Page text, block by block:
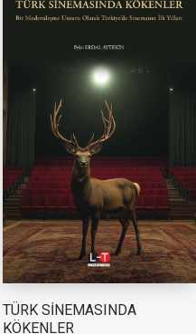
TÜRK SİNEMASINDA
KÖKENLER